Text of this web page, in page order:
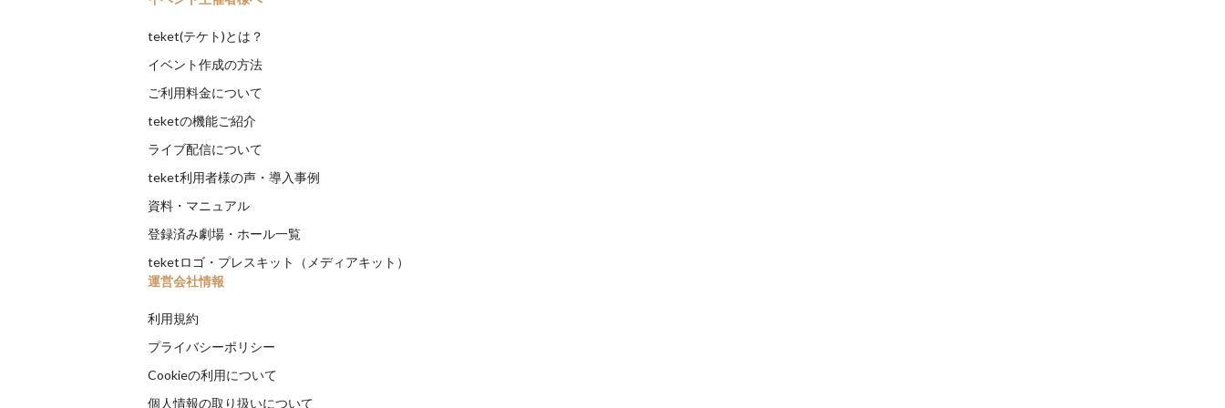
teket(テケト)とは？
イベント作成の方法
ご利用料金について
teketの機能ご紹介
ライブ配信について
teket利用者様の声・導入事例
資料・マニュアル
登録済み劇場・ホール一覧
teketロゴ・プレスキット（メディアキット）
運営会社情報
利用規約
プライバシーポリシー
Cookieの利用について
個人情報の取り扱いについて